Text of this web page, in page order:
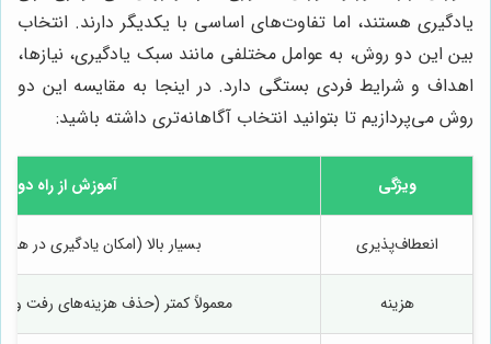
یادگیری هستند، اما تفاوت‌های اساسی با یکدیگر دارند. انتخاب
بین این دو روش، به عوامل مختلفی مانند سبک یادگیری، نیازها،
اهداف و شرایط فردی بستگی دارد. در اینجا به مقایسه این دو
روش می‌پردازیم تا بتوانید انتخاب آگاهانه‌تری داشته باشید:
ویژگی آموزش از راه دور
انعطاف‌پذیری بسیار بالا (امکان یادگیری در
هزینه معمولاً کمتر (حذف هزینه‌های رفت و